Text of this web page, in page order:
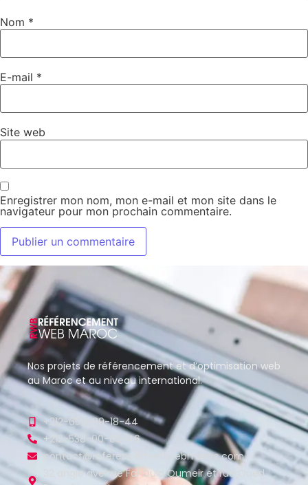
Nom *
E-mail *
Site web
Enregistrer mon nom, mon e-mail et mon site dans le
navigateur pour mon prochain commentaire.
Nos projets de référencement et d’optimisation web
au Maroc et au niveau international.
+212-650-89-18-44
+212-538-00-86-46
contact@referencementwebmaroc.com
32 angle avenue Fal Ould Oumeir et rue Oued